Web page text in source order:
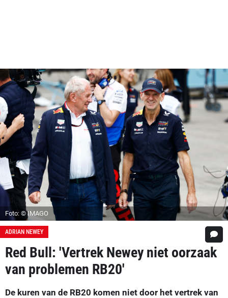
Foto: © IMAGO
ADRIAN NEWEY
Red Bull: 'Vertrek Newey niet oorzaak
van problemen RB20'
De kuren van de RB20 komen niet door het vertrek van